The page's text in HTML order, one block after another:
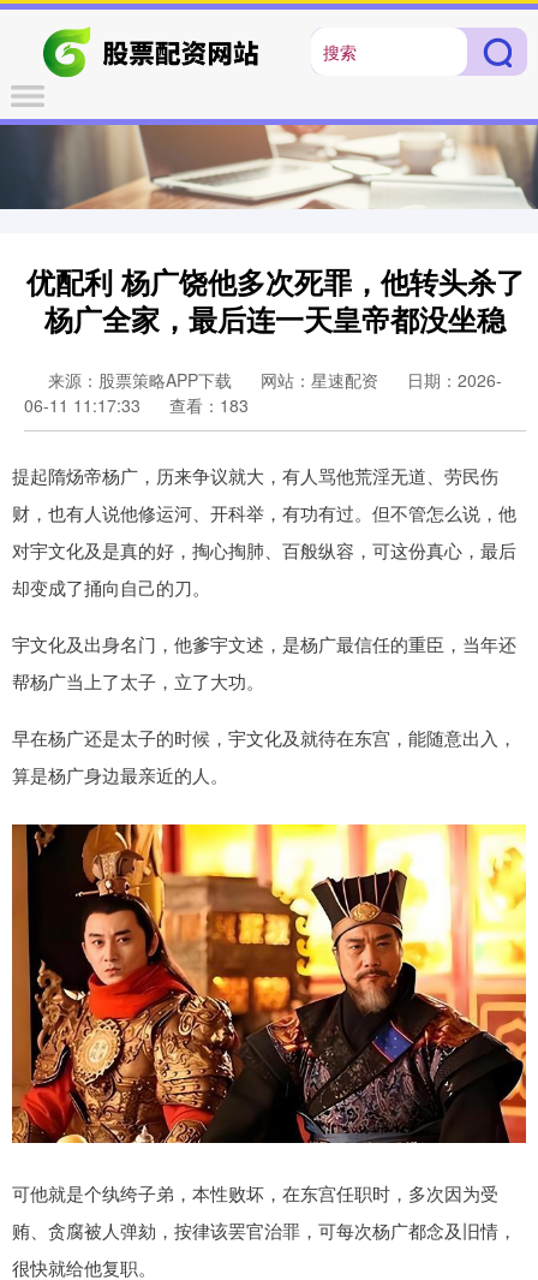
优配利 杨广饶他多次死罪，他转头杀了
杨广全家，最后连一天皇帝都没坐稳
来源：股票策略APP下载 网站：星速配资
日期：2026-
06-11 11:17:33
查看：183
提起隋炀帝杨广，历来争议就大，有人骂他荒淫无道、劳民伤
财，也有人说他修运河、开科举，有功有过。但不管怎么说，他
对宇文化及是真的好，掏心掏肺、百般纵容，可这份真心，最后
却变成了捅向自己的刀。
宇文化及出身名门，他爹宇文述，是杨广最信任的重臣，当年还
帮杨广当上了太子，立了大功。
早在杨广还是太子的时候，宇文化及就待在东宫，能随意出入，
算是杨广身边最亲近的人。
可他就是个纨绔子弟，本性败坏，在东宫任职时，多次因为受
贿、贪腐被人弹劾，按律该罢官治罪，可每次杨广都念及旧情，
很快就给他复职。